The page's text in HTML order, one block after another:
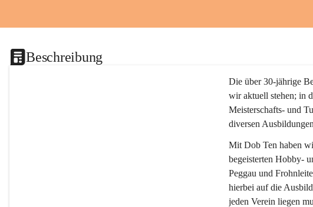
Beschreibung
Die über 30-jährige
wir aktuell stehen; in
Meisterschafts- und
diversen
Mit Dob Ten haben
begeisterten Hobby-
Peggau und
hierbei auf die
jeden Verein liegen